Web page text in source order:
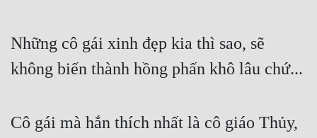
Xuyên Không
Xuyên Nhanh
Xuyên Thư
Những cô gái xinh đẹp kia thì sao, sẽ
không biến thành hồng phấn khô lâu chứ...
Cô gái mà hắn thích nhất là cô giáo Thủy,